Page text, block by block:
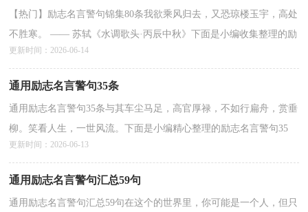
【热门】励志名言警句锦集80条我欲乘风归去，又恐琼楼玉宇，高处
不胜寒。 —— 苏轼《水调歌头·丙辰中秋》下面是小编收集整理的励
志名言警句80条,希望能够帮助到大家。1、理想...
更新时间：2026-06-14
通用励志名言警句35条
通用励志名言警句35条与其车尘马足，高官厚禄，不如行扁舟，赏垂
柳。笑看人生，一世风流。下面是小编精心整理的励志名言警句35
条,欢迎大家前来欣赏。1、当你觉得累的时候，那是因为你...
更新时间：2026-06-13
通用励志名言警句汇总59句
通用励志名言警句汇总59句在这个的世界里，你可能是一个人，但只